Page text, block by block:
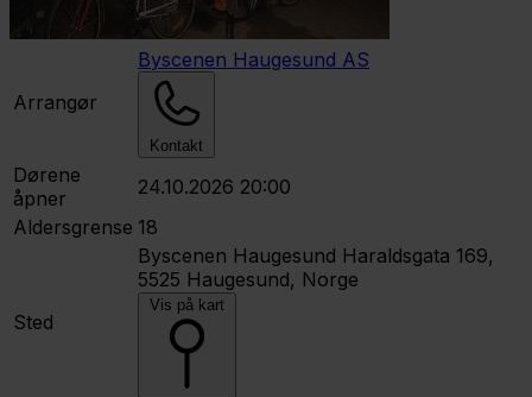
Arrangør
Byscenen Haugesund AS
Kontakt
Dørene
åpner
24.10.2026 20:00
Aldersgrense 18
Sted
Byscenen Haugesund Haraldsgata 169,
5525 Haugesund, Norge
Vis på kart